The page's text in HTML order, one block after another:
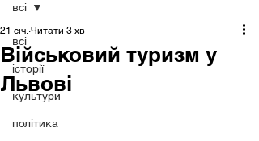
всі
історії
культури
політика
всі
Військовий туризм у
Львові
21 січ. Читати 3 хв